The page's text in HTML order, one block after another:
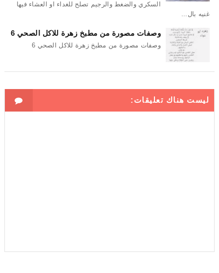
السكري والضغط والرجيم تصلح للغداء او العشاء فيها
غنيه بال...
وصفات مصورة من مطبخ زهرة للاكل الصحي 6
وصفات مصورة من مطبخ زهرة للاكل الصحي 6
ليست هناك تعليقات: